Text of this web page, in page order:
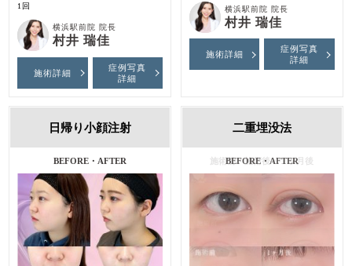
1回
横浜駅前院 院長
村井 瑞佳
施術詳細
症例写真
詳細
横浜駅前院 院長
村井 瑞佳
施術詳細
症例写真
詳細
日帰り小顔注射
BEFORE・AFTER
二重埋没法
施術前・施術後・１ヶ月後